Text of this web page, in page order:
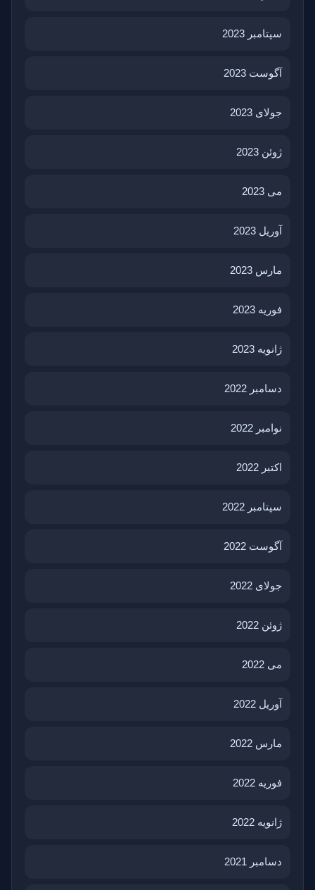
سپتامبر 2023
آگوست 2023
جولای 2023
ژوئن 2023
می 2023
آوریل 2023
مارس 2023
فوریه 2023
ژانویه 2023
دسامبر 2022
نوامبر 2022
اکتبر 2022
سپتامبر 2022
آگوست 2022
جولای 2022
ژوئن 2022
می 2022
آوریل 2022
مارس 2022
فوریه 2022
ژانویه 2022
دسامبر 2021